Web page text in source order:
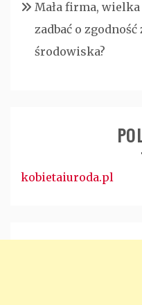
Mała firma,
zadbać o
środowiska?
kobietaiuroda.pl